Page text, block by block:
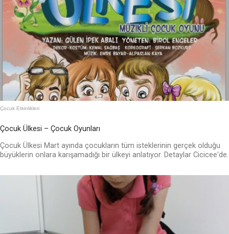
Çocuk Etkinlikleri
Çocuk Ülkesi – Çocuk Oyunları
Çocuk Ülkesi Mart ayında çocukların tüm isteklerinin gerçek olduğu
büyüklerin onlara karışamadığı bir ülkeyi anlatıyor. Detaylar Cicicee'de.